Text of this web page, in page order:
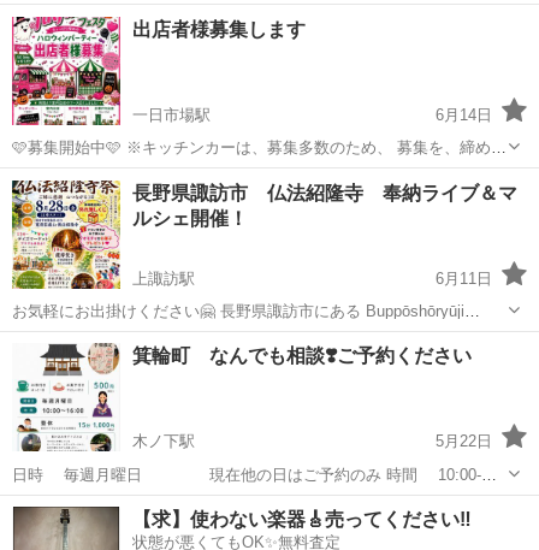
この時間内なら入退自由です。 ♦場所 中川村ショッピングセンター
長野 上伊那郡 ワークショップ
出店者様募集します
一日市場駅
6月14日
🩷募集開始中🩷 ※キッチンカーは、募集多数のため、 募集を、締め切
りました🙇‍♀️ ⚠️必ず詳細をお読み下さい。 -----------------------------------------
✅応募方法 ①下記の詳細...
長野 安曇野市 一日市場駅 ワークショップ 会場
長野県諏訪市 仏法紹隆寺 奉納ライブ＆マ
ルシェ開催！
上諏訪駅
6月11日
お気軽にお出掛けください🤗 長野県諏訪市にある Buppōshōryūji
Temple（仏法紹隆寺）では、護摩祈祷が行われています。 護摩祈祷と
は、不動明王の御前で護摩木を焚き、厄除け・開運・家内安全・商売
繁盛・病気平癒...
長野 諏訪市 上諏訪駅 ワークショップ ライブ
箕輪町 なんでも相談❣️ご予約ください
木ノ下駅
5月22日
日時 毎週月曜日 現在他の日はご予約のみ 時間 10:00-
14:00 場所 箕輪町 木下 レンタルスペースデイズ 占い、リラ
クゼーション、 占い師、整体師、フェイシャルエステ、ヒーリング
長野 上伊那郡 木ノ下駅 ワークショップ マルシェ
【求】使わない楽器🎸売ってください‼️
状態が悪くてもOK✨無料査定